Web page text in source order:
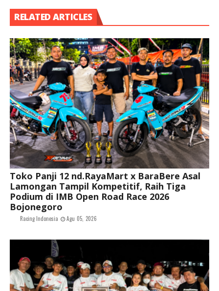
RELATED ARTICLES
Toko Panji 12 nd.RayaMart x BaraBere Asal
Lamongan Tampil Kompetitif, Raih Tiga
Podium di IMB Open Road Race 2026
Bojonegoro
Racing Indonesia Agu 05, 2026